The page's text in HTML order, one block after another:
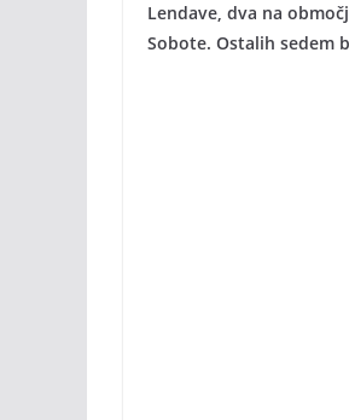
Lendave, dva na
Sobote. Ostalih sedem